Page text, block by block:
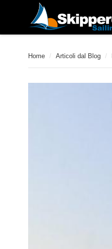
Home / Articoli dal Blog /